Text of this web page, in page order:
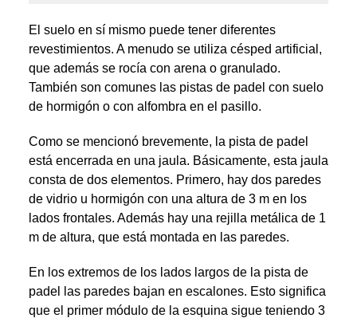
El suelo en sí mismo puede tener diferentes
revestimientos. A menudo se utiliza césped artificial,
que además se rocía con arena o granulado.
También son comunes las pistas de padel con suelo
de hormigón o con alfombra en el pasillo.
Como se mencionó brevemente, la pista de padel
está encerrada en una jaula. Básicamente, esta jaula
consta de dos elementos. Primero, hay dos paredes
de vidrio u hormigón con una altura de 3 m en los
lados frontales. Además hay una rejilla metálica de 1
m de altura, que está montada en las paredes.
En los extremos de los lados largos de la pista de
padel las paredes bajan en escalones. Esto significa
que el primer módulo de la esquina sigue teniendo 3